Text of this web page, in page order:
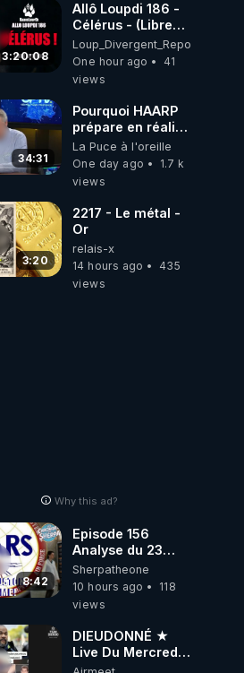
3:20:08
Allô Loupdi 186 -
Célérus - (Libre
Antenne) - Loup
Divergent
2026.08.06
Loup_Divergent_Reposts
One hour ago
41
views
34:31
Pourquoi HAARP
prépare en réalité
un CHAOS
climatique, on
répond
La Puce à l'oreille
One day ago
1.7 k
views
3:20
2217 - Le métal -
Or
relais-x
14 hours ago
435
views
Why this ad?
8:42
Episode 156
Analyse du 23
février 2025 Elon
Musk : Houston ,
on a un problème
Sherpatheone
10 hours ago
118
views
DIEUDONNÉ ★
Live Du Mercredi
5 Août 2026